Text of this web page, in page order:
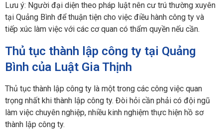
Lưu ý: Người đại diện theo pháp luật nên cư trú thường xuyên
tại Quảng Bình để thuận tiện cho việc điều hành công ty và
tiếp xúc làm việc với các cơ quan có thẩm quyền nếu cần.
Thủ tục thành lập công ty tại Quảng
Bình của Luật Gia Thịnh
Thủ tục thành lập công ty là một trong các công việc quan
trọng nhất khi thành lập công ty. Đòi hỏi cần phải có đội ngũ
làm việc chuyên nghiệp, nhiều kinh nghiệm thực hiện hồ sơ
thành lập công ty.